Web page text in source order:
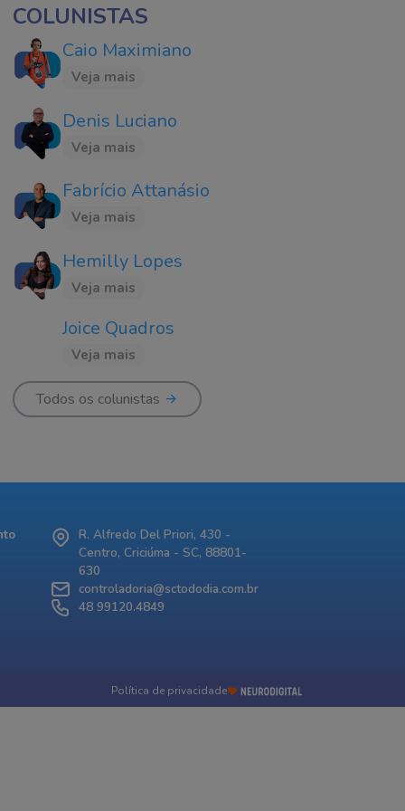
COLUNISTAS
Caio Maximiano
Veja mais
Denis Luciano
Veja mais
Fabrício Attanásio
Veja mais
Hemilly Lopes
Veja mais
Joice Quadros
Veja mais
Todos os colunistas
R. Alfredo Del Priori, 430 -
Centro, Criciúma - SC, 88801-
630
controladoria@sctododia.com.br
48 99120.4849
Política de privacidade